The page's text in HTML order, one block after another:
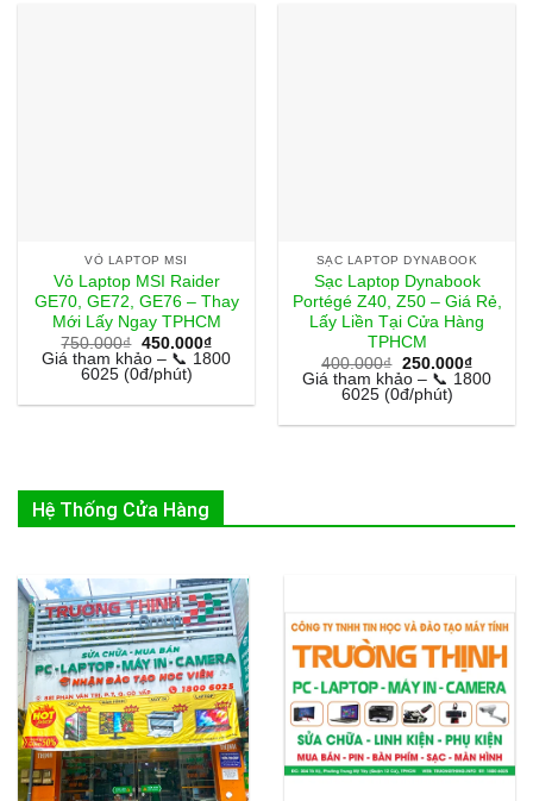
VỎ LAPTOP MSI
Vỏ Laptop MSI Raider
GE70, GE72, GE76 – Thay
Mới Lấy Ngay TPHCM
750.000₫ Giá
gốc
là:
750.000₫.
450.000₫Giá
hiện
450.000₫.
Giá tham khảo – 📞 1800
6025 (0đ/phút)
SẠC LAPTOP DYNABOOK
Sạc Laptop Dynabook
Portégé Z40, Z50 – Giá Rẻ,
Lấy Liền Tại Cửa Hàng
TPHCM
400.000₫ Giá
gốc
là:
400.000₫.
250.000₫Giá
hiện
Giá tham khảo – 📞 1800
6025 (0đ/phút)
Hệ Thống Cửa Hàng